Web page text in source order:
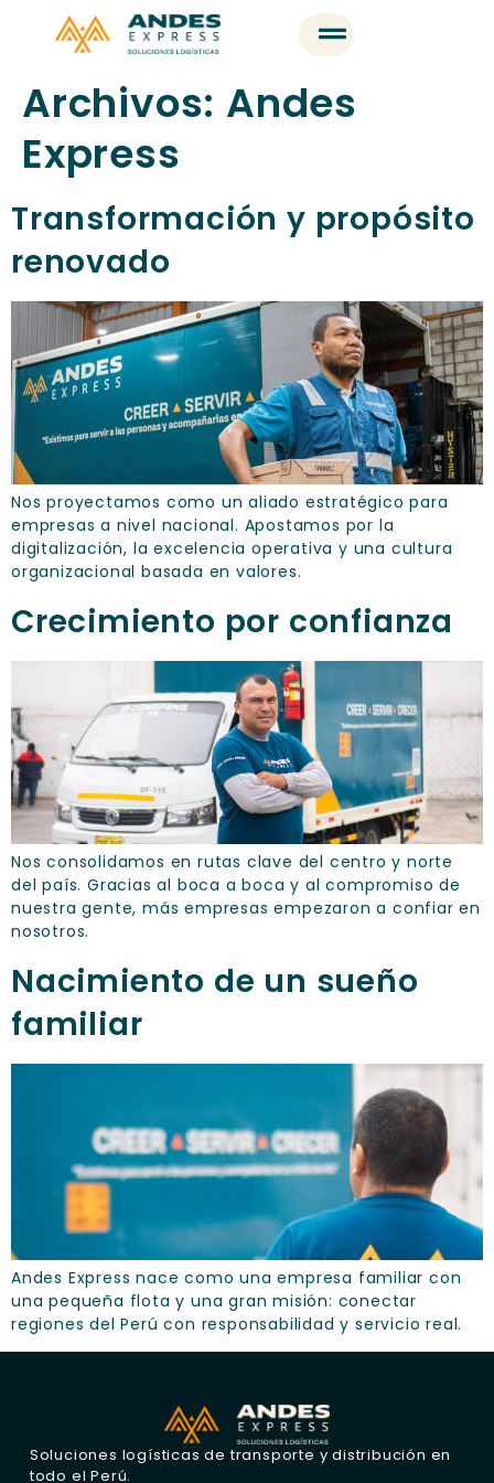
Archivos: Andes
Express
Transformación y propósito
renovado
Nos proyectamos como un aliado estratégico para
empresas a nivel nacional. Apostamos por la
digitalización, la excelencia operativa y una cultura
organizacional basada en valores.
Crecimiento por confianza
Nos consolidamos en rutas clave del centro y norte
del país. Gracias al boca a boca y al compromiso de
nuestra gente, más empresas empezaron a confiar en
nosotros.
Nacimiento de un sueño
familiar
Andes Express nace como una empresa familiar con
una pequeña flota y una gran misión: conectar
regiones del Perú con responsabilidad y servicio real.
Soluciones logísticas de transporte y distribución en
todo el Perú.